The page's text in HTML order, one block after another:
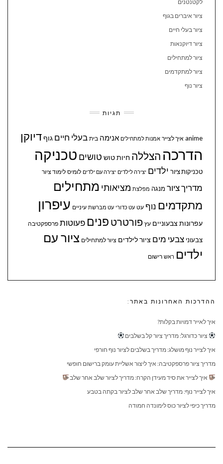
לקטנטנים
ציור איברים בגוף
ציור בעלי חיים
ציור דיוקנאות
ציור למתחילים
ציור למתקדמים
ציור נוף
תגיות
anime איך לצייר אמנות למתחילים אנימה בית בעלי חיים גוףדיוקן
הדרכה הצללה חיותטוש טושים טכניקה
טכניקות ציור ילדים יצירה לילדים יצירה עם ילדים לומיס לימוד ציור
מדריך ציור מנגה מפלצת מציאותי מתחילים
מתקדמים נוף עט עט כדורי עט מברשת עיניים עיפרון
עפרונות צבעוניים עץ פורטרט פנים פעוטות פרספקטיבה
צבעוני צבעי מים ציור לילדים ציור למתחילים ציור עם
ילדים ראש רישום
ההדרכות האחרונות באתר:
איך לאייר דמויות בקלות?
ציור כדורגל: מדריך ציור קל בשלבים
איך לצייר נוף מושלג: מדריך בשלבים לציור נוף חורפי
מדריך ציור פרספקטיבה: איך ליצור אשליית עומק ברישום חופשי
איך לצייר את סיד מעידן הקרח: מדריך לציור שלב אחר שלב
איך לצייר נוף: מדריך שלב אחר שלב לציור בקתה בטבע
מדריך כיפי לציור כוס לימונדה חמודה